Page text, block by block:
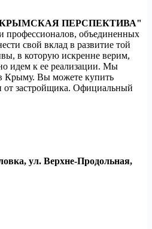
ПЕРСПЕКТИВА"
объединенных
свой вклад в развитие той
в которую искренне верим,
идем к ее реализации. Мы
Крыму. Вы можете купить
от застройщика. Официальный
ул. Верхне-Продольная,